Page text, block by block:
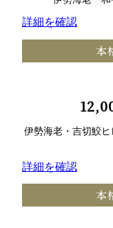
詳細を確認
本
伊勢海老・吉切鮫
詳細を確認
本